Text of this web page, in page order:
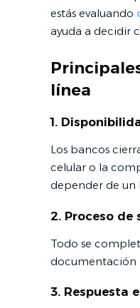
estás evaluando
ayuda a decidir
línea
1.
Los bancos
celular o la
depender de un
2. Proceso
Todo se
documentación
3. Respuesta